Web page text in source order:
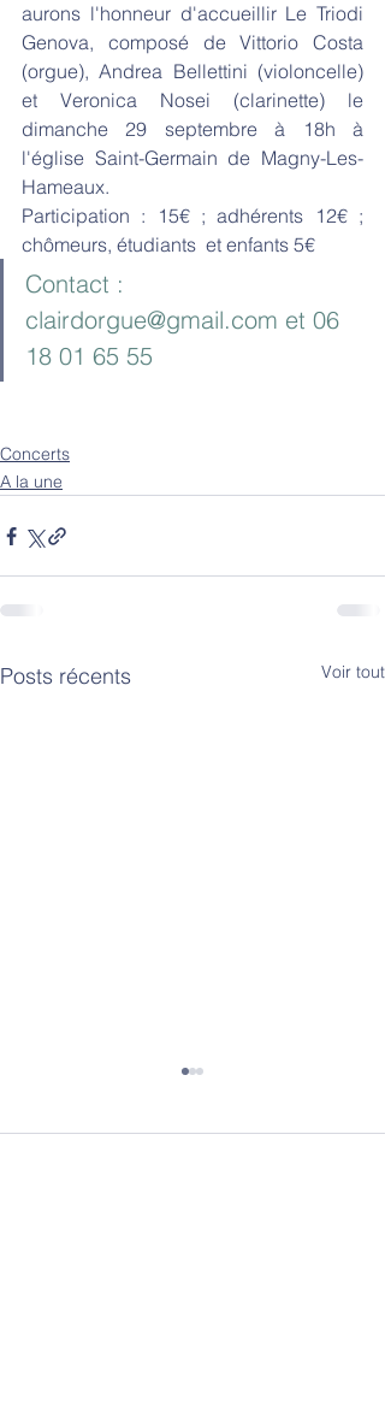
aurons l'honneur d'accueillir Le Triodi
Genova, composé de Vittorio Costa
(orgue), Andrea Bellettini (violoncelle)
et Veronica Nosei (clarinette) le
dimanche 29 septembre à 18h à
l'église Saint-Germain de Magny-Les-
Hameaux.
Participation : 15€ ; adhérents 12€ ;
chômeurs, étudiants  et enfants 5€
Contact :
clairdorgue@gmail.com et 06
18 01 65 55
Concerts
A la une
Posts récents Voir tout